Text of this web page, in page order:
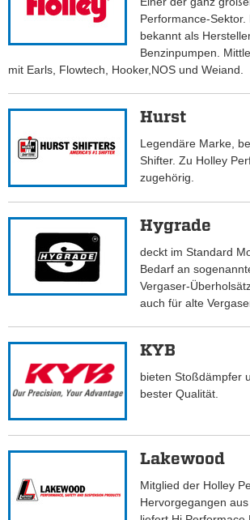
Performance-Sektor.
bekannt als
Benzinpumpen.
mit Earls, Flowtech, Hooker,NOS und Weiand.
Hurst
Legendäre Marke,
Shifter. Zu Holley
zugehörig.
Hygrade
deckt im Standard
Bedarf an
Vergaser-
auch für alte
KYB
bieten Stoßdämpfer
bester Qualität.
Lakewood
Mitglied der Holley
Hervorgegangen